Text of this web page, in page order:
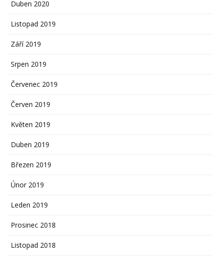
Duben 2020
Listopad 2019
Září 2019
Srpen 2019
Červenec 2019
Červen 2019
Květen 2019
Duben 2019
Březen 2019
Únor 2019
Leden 2019
Prosinec 2018
Listopad 2018